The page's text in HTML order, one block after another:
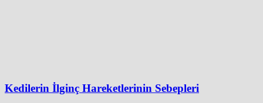
Kedilerin İlginç Hareketlerinin Sebepleri